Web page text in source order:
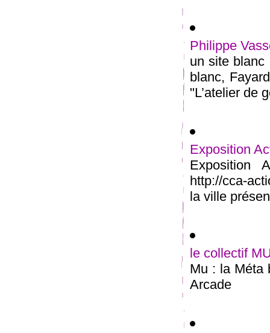
Philippe
un site blanc
blanc,
"L’atelier de
Exposition
Exposition
http://cca-
la ville
le collectif
Mu : la Méta
Arcade